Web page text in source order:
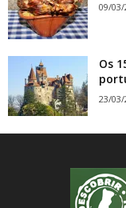
09/03/
Os
23/03/